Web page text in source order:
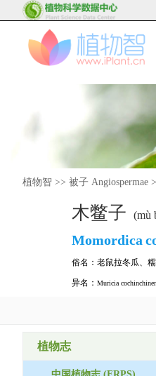
植物智 >> 被子 Angiospermae
木鳖子 (mù
Momordica
俗名： 老鼠拉冬瓜、
异名： Muricia
植物志